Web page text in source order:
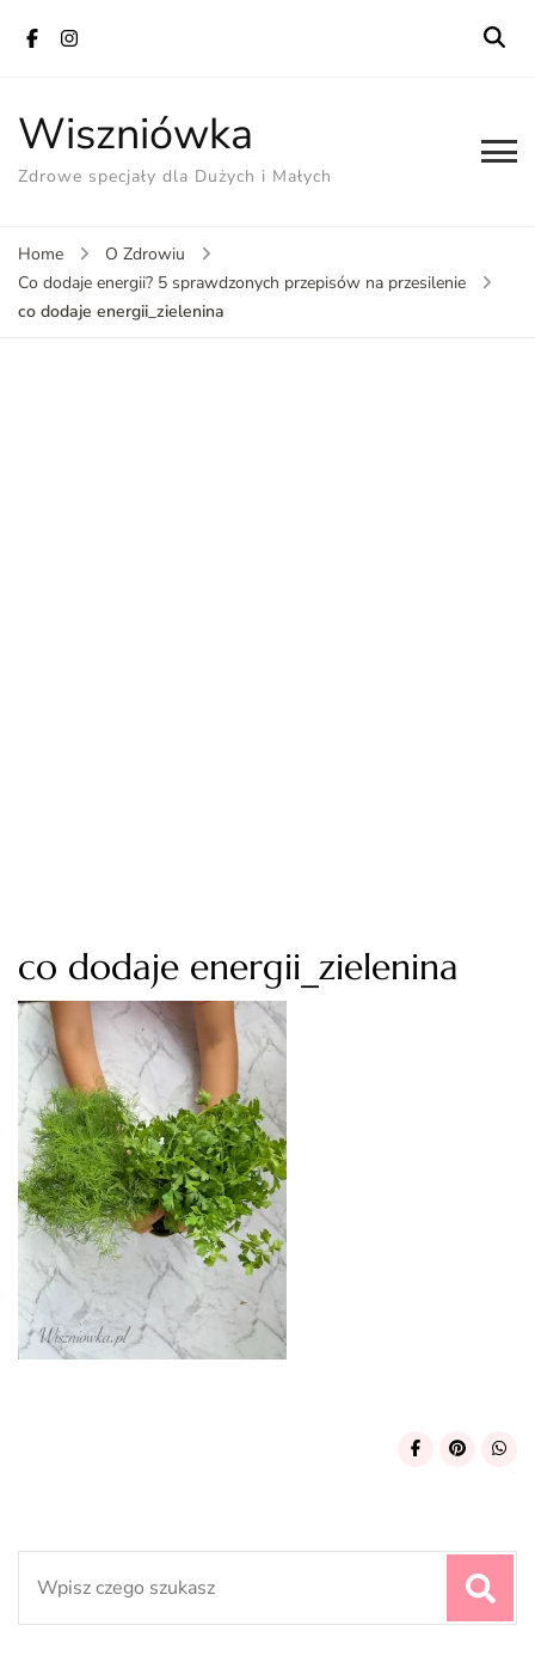
Wiszniówka
Zdrowe specjały dla Dużych i Małych
Home
O Zdrowiu
Co dodaje energii? 5 sprawdzonych przepisów na przesilenie
co dodaje energii_zielenina
co dodaje energii_zielenina